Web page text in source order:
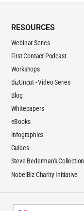
RESOURCES
Webinar Series
First Contact Podcast
Workshops
BizUncut - Video Series
Blog
Whitepapers
eBooks
Infographics
Guides
Steve Bederman's Collection
NobelBiz Charity Initiative